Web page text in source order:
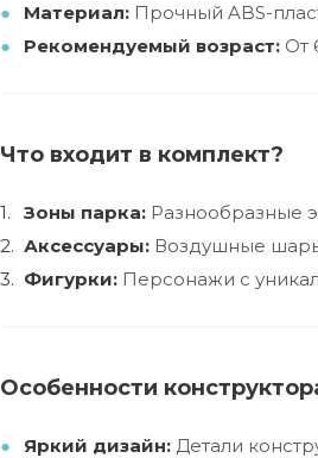
Материал: Прочный ABS-
Рекомендуемый возраст: От
Что входит в комплект?
Зоны парка: Разнообразные
Аксессуары: Воздушные
Фигурки: Персонажи с
Особенности
Яркий дизайн: Детали